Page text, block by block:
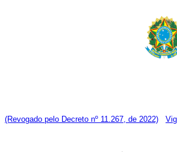
(Revogado pelo Decreto nº 11.267, de 2022)